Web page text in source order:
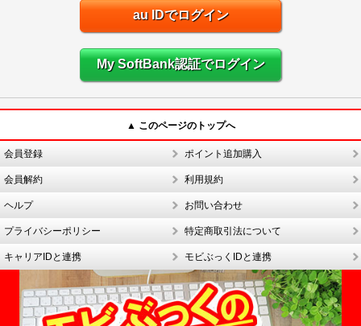
au IDでログイン
My SoftBank認証でログイン
▲ このページのトップへ
会員登録 ポイント追加購入
会員解約 利用規約
ヘルプ お問い合わせ
プライバシーポリシー 特定商取引法について
キャリアIDと連携 モビぶっくIDと連携